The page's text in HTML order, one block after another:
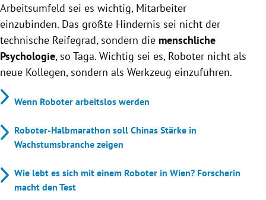
Arbeitsumfeld sei es wichtig, Mitarbeiter
einzubinden. Das größte Hindernis sei nicht der
technische Reifegrad, sondern die menschliche
Psychologie, so Taga. Wichtig sei es, Roboter nicht als
neue Kollegen, sondern als Werkzeug einzuführen.
Wenn Roboter arbeitslos werden
Roboter-Halbmarathon soll Chinas Stärke in
Wachstumsbranche zeigen
Wie lebt es sich mit einem Roboter in Wien? Forscherin
macht den Test